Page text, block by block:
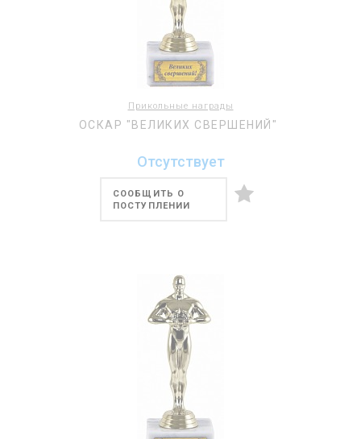
Прикольные награды
ОСКАР "ВЕЛИКИХ СВЕРШЕНИЙ"
Отсутствует
СООБЩИТЬ О
ПОСТУПЛЕНИИ